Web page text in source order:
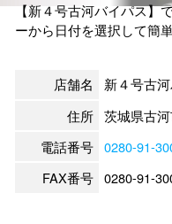
【新４号古河バイパス】
ーから日付を選択して簡
店舗名
新４号古
住所 茨城県古
電話番号 0280-91-
FAX番号 0280-91-